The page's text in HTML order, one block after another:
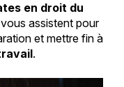
en droit du
assistent pour
et mettre fin à
.